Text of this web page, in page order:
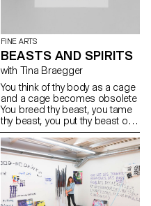
l’occasion du vernissage le
mercredi 21 juin 2017 à 18h,
un prix lui sera également remis
ainsi qu’à Anouk Tschanz, qui
exposera ses œuvres dès
novembre.
FINE ARTS
BEASTS AND SPIRITS
with Tina Braegger
You think of thy body as a cage
and a cage becomes obsolete
You breed thy beast, you tame
thy beast, you put thy beast on
a leash Thy beast be trapped,
you trap thy beast, you put thy
beast on a leash You breed thy
beast, you tame thy beast, you
trap thy beast inside Thy body a
cage, the cage obsolete, thy
beast be trapped inside